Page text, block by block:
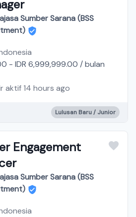
Sumber Sarana (BSS
- IDR 6,999,999.00 /bulan
aktif 14 hours ago
Lulusan Baru / Junior
Engagement
Sumber Sarana (BSS